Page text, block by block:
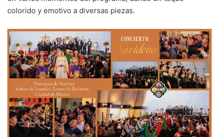
colorido y emotivo a diversas piezas.